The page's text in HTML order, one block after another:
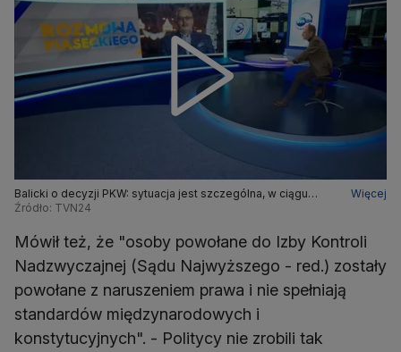
Balicki o decyzji PKW: sytuacja jest szczególna, w ciągu
dwóch tygodni było dużo niestandardowych rzeczy
Więcej
Źródło: TVN24
Mówił też, że "osoby powołane do Izby Kontroli
Nadzwyczajnej (Sądu Najwyższego - red.) zostały
powołane z naruszeniem prawa i nie spełniają
standardów międzynarodowych i
konstytucyjnych". - Politycy nie zrobili tak